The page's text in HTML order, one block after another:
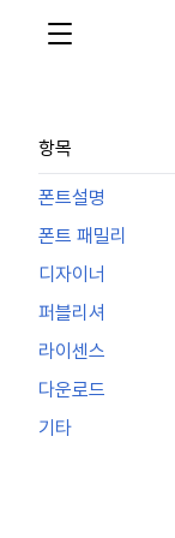
항목
폰트설명
폰트 패밀리
디자이너
퍼블리셔
라이센스
다운로드
기타